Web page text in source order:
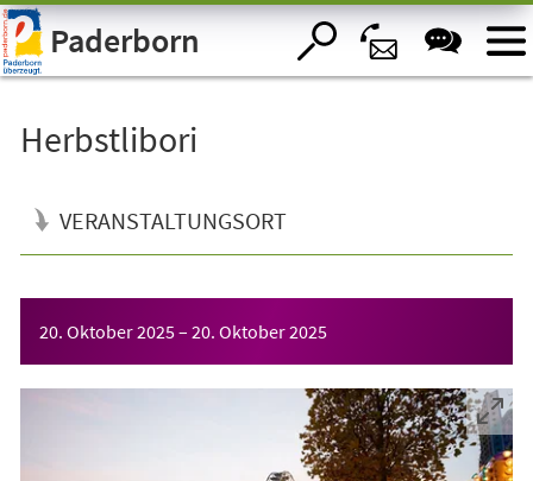
Visuelle
Assistenzsoftware
öffnen.Paderborn
Herbstlibori
VERANSTALTUNGSORT
20. Oktober 2025– 20. Oktober 2025